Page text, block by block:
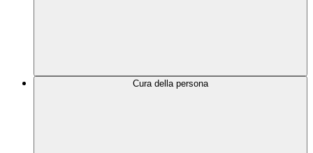
Cura della persona